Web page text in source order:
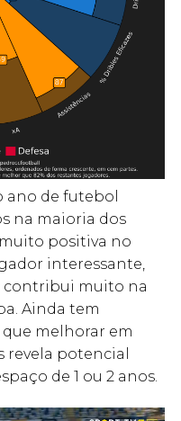
ano de futebol
na maioria dos
positiva no
interessante,
contribui muito na
Ainda tem
melhorar em
revela potencial
de 1 ou 2 anos.